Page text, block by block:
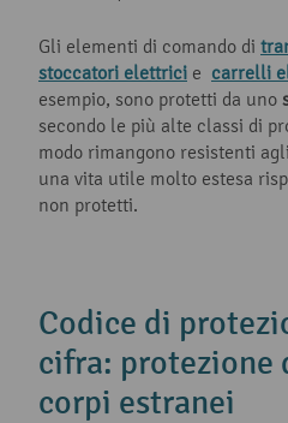
Gli elementi di comando di
stoccatori elettrici e carrelli
esempio, sono protetti da uno
secondo le più alte classi di
modo rimangono resistenti
una vita utile molto estesa
non protetti.
Codice di
cifra: protezione
corpi estranei